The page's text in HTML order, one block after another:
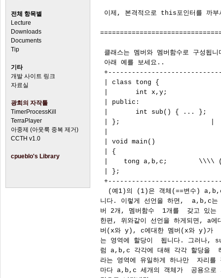
전체 항목별
Lecture
Downloads
Documents
Tip
기타
개발 사이트 링크
자료실
광희의 자작툴
TimerProcessKill
TerraPlayer
아중제 (아웃룩 중복 제거)
CCTH v1.0
cpueblo's Library
이제, 본격적으로 this포인터를 까부
클래스는 멤버와 멤버함수로 구성됩
아래 예를 보세요..
| class tong {
|       int x,y;
| public:
|       int sub() { ... };
| };                       |
| void main()
| {
|    tong a,b,c;
| };
(예1)의 (1)은 객체(==변수)
니다. 이렇게 선언을 하면,  a,b,c
버 2개, 멤버함수  1개를  갖고 있
한편, 위와같이 선언을 하게되면, a
버(x와 y), c에대한 멤버(x와 y)가
는 영역에 할당이  됩니다. 그러나,
럼 a,b,c 각각에 대해 각각 할당을
라는 영역에 유일하게 하나만  자리
마다 a,b,c 세개의 객체가  공용으로